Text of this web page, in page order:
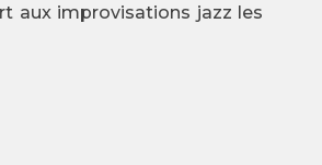
aux improvisations jazz les